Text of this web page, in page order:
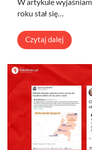
W artykule
roku stał się…
Czytaj dalej